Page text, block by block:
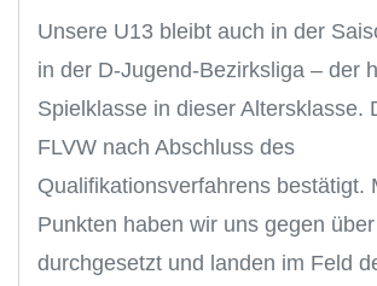
Unsere U13 bleibt auch in der
in der D-Jugend-Bezirksliga – der
Spielklasse in dieser Altersklasse.
FLVW nach Abschluss des
Qualifikationsverfahrens bestätigt.
Punkten haben wir uns gegen
durchgesetzt und landen im Feld